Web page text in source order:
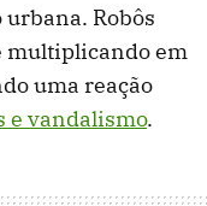
Robôs
multiplicando em
uma reação
e vandalismo.